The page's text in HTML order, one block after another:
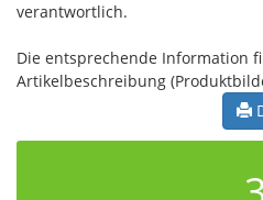
verantwortlich.
Die entsprechende Information
Artikelbeschreibung